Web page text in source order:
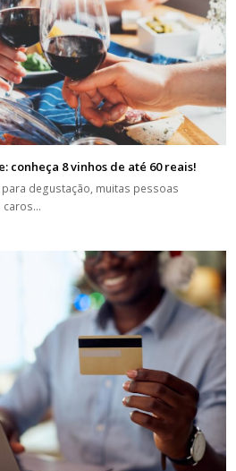
conheça 8 vinhos de até 60 reais!
degustação, muitas pessoas
caros…